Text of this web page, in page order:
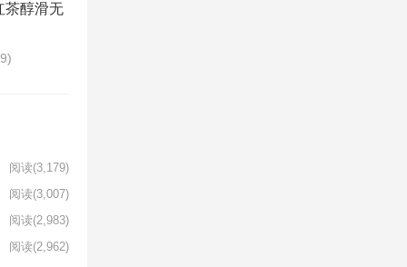
茶醇滑无
阅读(3,179)
阅读(3,007)
阅读(2,983)
阅读(2,962)